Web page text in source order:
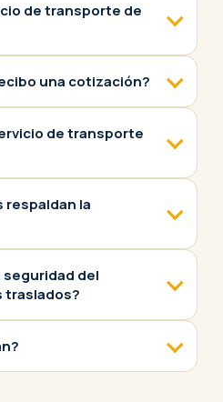
de transporte de
una cotización?
de transporte
la
seguridad del
traslados?